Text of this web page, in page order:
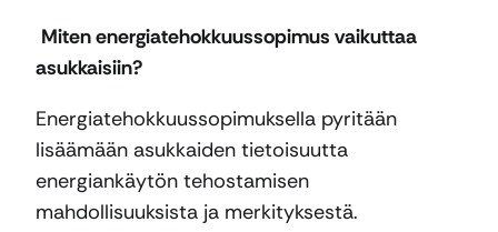
Miten energiatehokkuussopimus vaikuttaa
asukkaisiin?
Energiatehokkuussopimuksella pyritään
lisäämään asukkaiden tietoisuutta
energiankäytön tehostamisen
mahdollisuuksista ja merkityksestä.